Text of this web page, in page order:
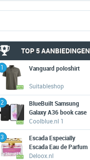
TOP 5 AANBIEDINGEN
1 Vanguard poloshirt
Suitableshop
2
BlueBuilt Samsung
Galaxy A36 book case
Coolblue.nl 1
3
Escada Especially
Escada Eau de Parfum
eau de parfum 75 ml
Deloox.nl